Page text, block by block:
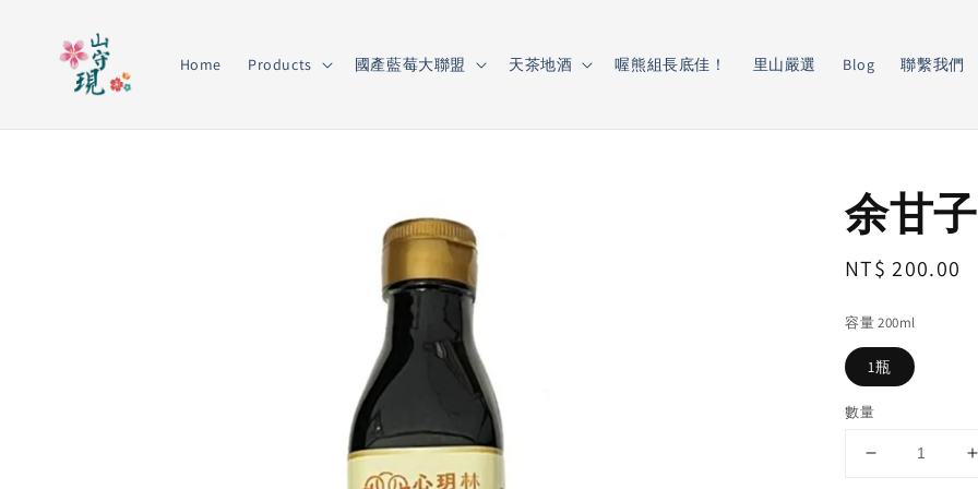
Home Products 國產藍莓大聯盟 天茶地酒 喔熊組長底佳！ 里山嚴選 Blog 聯繫我們
余甘
Regular
NT$ 200.00
容量 200ml
1瓶
數量